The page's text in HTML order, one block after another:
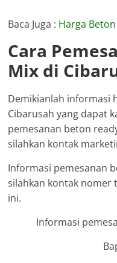
Baca Juga : Harga
Cara
Mix di
Demikianlah informasi
Cibarusah yang dapat
pemesanan beton
silahkan kontak
Informasi pemesanan
silahkan kontak nomer
ini.
Informasi